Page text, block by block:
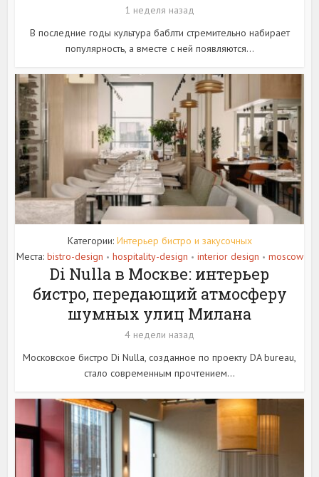
1 неделя назад
В последние годы культура баблти стремительно набирает
популярность, а вместе с ней появляются...
Категории: Интерьер бистро и закусочных
Места: bistro-design • hospitality-design • interior design • moscow
Di Nulla в Москве: интерьер
бистро, передающий атмосферу
шумных улиц Милана
4 недели назад
Московское бистро Di Nulla, созданное по проекту DA bureau,
стало современным прочтением...